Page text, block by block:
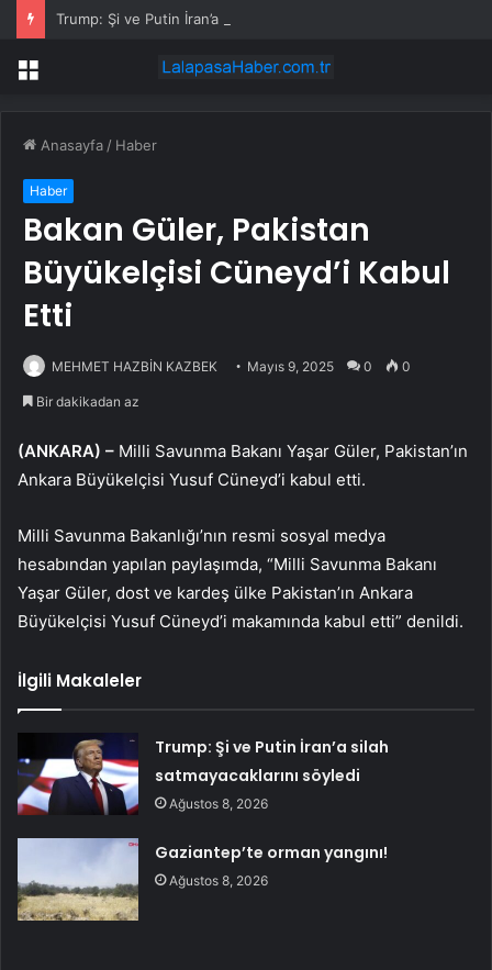
Trump: Şi ve Putin İran’a silah satmayacaklarını söyledi
Menü
Anasayfa / Haber
Haber
Bakan Güler, Pakistan
Büyükelçisi Cüneyd’i Kabul
Etti
MEHMET HAZBİN KAZBEK Mayıs 9, 2025 0 0
Bir dakikadan az
(ANKARA) – Milli Savunma Bakanı Yaşar Güler, Pakistan’ın
Ankara Büyükelçisi Yusuf Cüneyd’i kabul etti.
Milli Savunma Bakanlığı’nın resmi sosyal medya
hesabından yapılan paylaşımda, “Milli Savunma Bakanı
Yaşar Güler, dost ve kardeş ülke Pakistan’ın Ankara
Büyükelçisi Yusuf Cüneyd’i makamında kabul etti” denildi.
İlgili Makaleler
Trump: Şi ve Putin İran’a silah
satmayacaklarını söyledi
Ağustos 8, 2026
Gaziantep’te orman yangını!
Ağustos 8, 2026